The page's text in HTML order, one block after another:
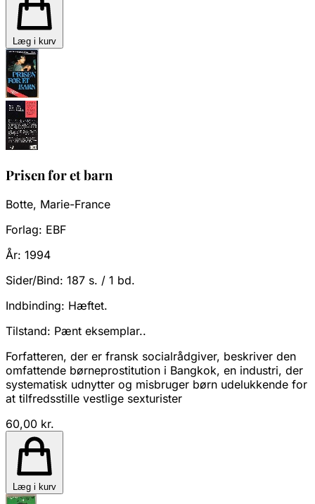
Læg i kurv
Prisen for et barn
Botte, Marie-France
Forlag: EBF
År: 1994
Sider/Bind: 187 s. / 1 bd.
Indbinding: Hæftet.
Tilstand: Pænt eksemplar..
Forfatteren, der er fransk socialrådgiver, beskriver den
omfattende børneprostitution i Bangkok, en industri, der
systematisk udnytter og misbruger børn udelukkende for
at tilfredsstille vestlige sexturister
60,00 kr.
Læg i kurv